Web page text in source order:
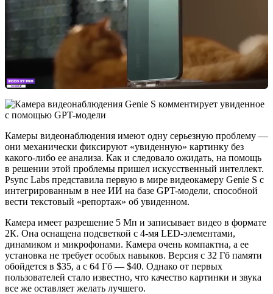
Камеры видеонаблюдения имеют одну серьезную проблему —
они механически фиксируют «увиденную» картинку без
какого-либо ее анализа. Как и следовало ожидать, на помощь
в решении этой проблемы пришел искусственный интеллект.
Psync Labs представила первую в мире видеокамеру Genie S с
интегрированным в нее ИИ на базе GPT-модели, способной
вести текстовый «репортаж» об увиденном.
Камера имеет разрешение 5 Мп и записывает видео в формате
2К. Она оснащена подсветкой с 4-мя LED-элементами,
динамиком и микрофонами. Камера очень компактна, а ее
установка не требует особых навыков. Версия с 32 Гб памяти
обойдется в $35, а с 64 Гб — $40. Однако от первых
пользователей стало известно, что качество картинки и звука
все же оставляет желать лучшего.